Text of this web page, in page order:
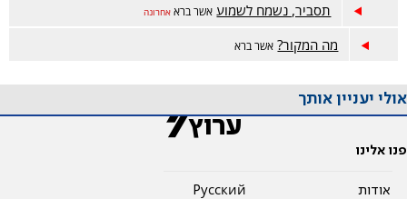
תסביר, נשמח לשמוע אשר ברא אחרונה
מה המקור? אשר ברא
אולי יעניין אותך
פנו אלינו
אודות
Pусский